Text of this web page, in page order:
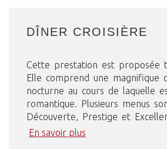
DÎNER CROISIÈRE
Cette prestation est proposée
Elle comprend une magnifique
nocturne au cours de laquelle
romantique. Plusieurs menus
Découverte, Prestige et
En savoir plus